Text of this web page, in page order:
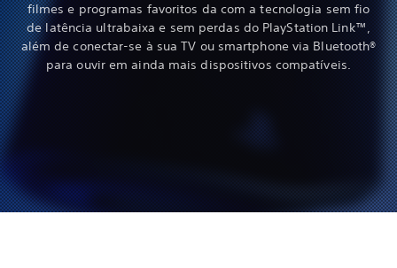
filmes e programas favoritos da com a tecnologia sem fio
de latência ultrabaixa e sem perdas do PlayStation Link™,
além de conectar-se à sua TV ou smartphone via Bluetooth®
para ouvir em ainda mais dispositivos compatíveis.